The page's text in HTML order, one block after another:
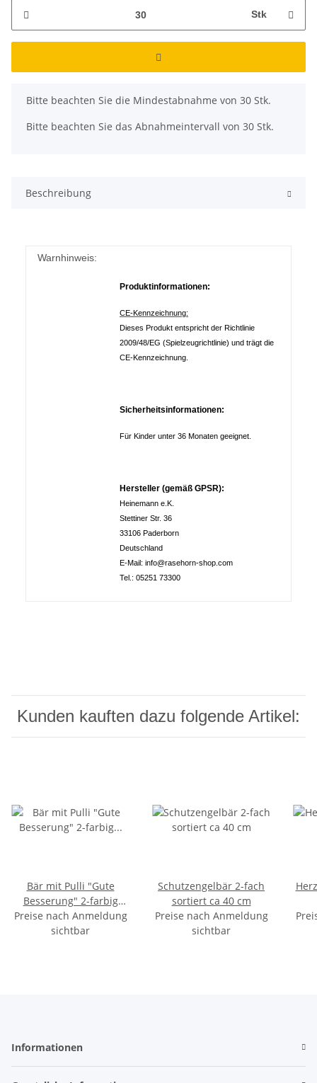
Stk
x
Bitte beachten Sie die Mindestabnahme von 30 Stk.
Bitte beachten Sie das Abnahmeintervall von 30 Stk.
Beschreibung
Warnhinweis:
Produktinformationen:
CE-Kennzeichnung:
Dieses Produkt entspricht der Richtlinie
2009/48/EG (Spielzeugrichtlinie) und trägt die
CE-Kennzeichnung.
Sicherheitsinformationen:
Für Kinder unter 36 Monaten geeignet.
Hersteller (gemäß GPSR):
Heinemann e.K.
Stettiner Str. 36
33106 Paderborn
Deutschland
E-Mail: info@rasehorn-shop.com
Tel.: 05251 73300
Kunden kauften dazu folgende Artikel:
Bär mit Pulli "Gute
Besserung" 2-farbig
sortiert ca 33cm
Preise nach Anmeldung
sichtbar
Schutzengelbär 2-fach
sortiert ca 40 cm
Preise nach Anmeldung
sichtbar
Informationen